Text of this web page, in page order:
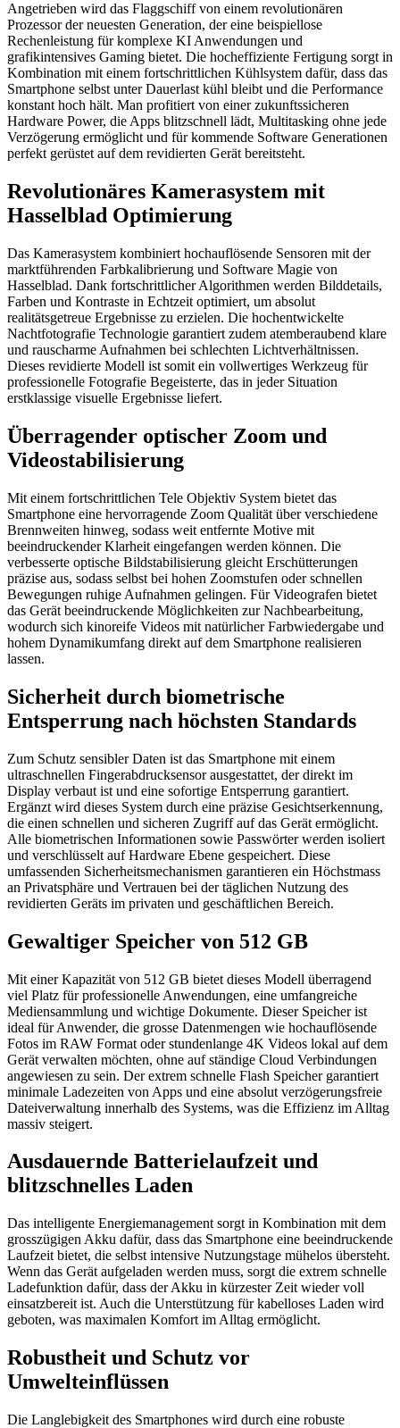
Angetrieben wird das Flaggschiff von einem revolutionären
Prozessor der neuesten Generation, der eine beispiellose
Rechenleistung für komplexe KI Anwendungen und
grafikintensives Gaming bietet. Die hocheffiziente Fertigung sorgt in
Kombination mit einem fortschrittlichen Kühlsystem dafür, dass das
Smartphone selbst unter Dauerlast kühl bleibt und die Performance
konstant hoch hält. Man profitiert von einer zukunftssicheren
Hardware Power, die Apps blitzschnell lädt, Multitasking ohne jede
Verzögerung ermöglicht und für kommende Software Generationen
perfekt gerüstet auf dem revidierten Gerät bereitsteht.
Revolutionäres Kamerasystem mit
Hasselblad Optimierung
Das Kamerasystem kombiniert hochauflösende Sensoren mit der
marktführenden Farbkalibrierung und Software Magie von
Hasselblad. Dank fortschrittlicher Algorithmen werden Bilddetails,
Farben und Kontraste in Echtzeit optimiert, um absolut
realitätsgetreue Ergebnisse zu erzielen. Die hochentwickelte
Nachtfotografie Technologie garantiert zudem atemberaubend klare
und rauscharme Aufnahmen bei schlechten Lichtverhältnissen.
Dieses revidierte Modell ist somit ein vollwertiges Werkzeug für
professionelle Fotografie Begeisterte, das in jeder Situation
erstklassige visuelle Ergebnisse liefert.
Überragender optischer Zoom und
Videostabilisierung
Mit einem fortschrittlichen Tele Objektiv System bietet das
Smartphone eine hervorragende Zoom Qualität über verschiedene
Brennweiten hinweg, sodass weit entfernte Motive mit
beeindruckender Klarheit eingefangen werden können. Die
verbesserte optische Bildstabilisierung gleicht Erschütterungen
präzise aus, sodass selbst bei hohen Zoomstufen oder schnellen
Bewegungen ruhige Aufnahmen gelingen. Für Videografen bietet
das Gerät beeindruckende Möglichkeiten zur Nachbearbeitung,
wodurch sich kinoreife Videos mit natürlicher Farbwiedergabe und
hohem Dynamikumfang direkt auf dem Smartphone realisieren
lassen.
Sicherheit durch biometrische
Entsperrung nach höchsten Standards
Zum Schutz sensibler Daten ist das Smartphone mit einem
ultraschnellen Fingerabdrucksensor ausgestattet, der direkt im
Display verbaut ist und eine sofortige Entsperrung garantiert.
Ergänzt wird dieses System durch eine präzise Gesichtserkennung,
die einen schnellen und sicheren Zugriff auf das Gerät ermöglicht.
Alle biometrischen Informationen sowie Passwörter werden isoliert
und verschlüsselt auf Hardware Ebene gespeichert. Diese
umfassenden Sicherheitsmechanismen garantieren ein Höchstmass
an Privatsphäre und Vertrauen bei der täglichen Nutzung des
revidierten Geräts im privaten und geschäftlichen Bereich.
Gewaltiger Speicher von 512 GB
Mit einer Kapazität von 512 GB bietet dieses Modell überragend
viel Platz für professionelle Anwendungen, eine umfangreiche
Mediensammlung und wichtige Dokumente. Dieser Speicher ist
ideal für Anwender, die grosse Datenmengen wie hochauflösende
Fotos im RAW Format oder stundenlange 4K Videos lokal auf dem
Gerät verwalten möchten, ohne auf ständige Cloud Verbindungen
angewiesen zu sein. Der extrem schnelle Flash Speicher garantiert
minimale Ladezeiten von Apps und eine absolut verzögerungsfreie
Dateiverwaltung innerhalb des Systems, was die Effizienz im Alltag
massiv steigert.
Ausdauernde Batterielaufzeit und
blitzschnelles Laden
Das intelligente Energiemanagement sorgt in Kombination mit dem
grosszügigen Akku dafür, dass das Smartphone eine beeindruckende
Laufzeit bietet, die selbst intensive Nutzungstage mühelos übersteht.
Wenn das Gerät aufgeladen werden muss, sorgt die extrem schnelle
Ladefunktion dafür, dass der Akku in kürzester Zeit wieder voll
einsatzbereit ist. Auch die Unterstützung für kabelloses Laden wird
geboten, was maximalen Komfort im Alltag ermöglicht.
Robustheit und Schutz vor
Umwelteinflüssen
Die Langlebigkeit des Smartphones wird durch eine robuste